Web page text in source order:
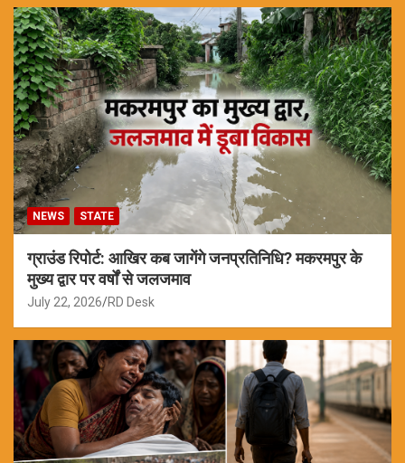
NEWS STATE
ग्राउंड रिपोर्ट: आखिर कब जागेंगे जनप्रतिनिधि? मकरमपुर के
मुख्य द्वार पर वर्षों से जलजमाव
July 22, 2026 RD Desk